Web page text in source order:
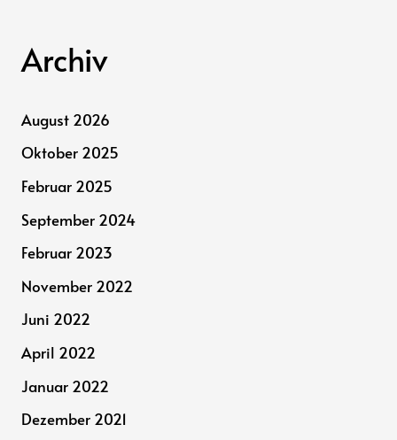
Archiv
August 2026
Oktober 2025
Februar 2025
September 2024
Februar 2023
November 2022
Juni 2022
April 2022
Januar 2022
Dezember 2021